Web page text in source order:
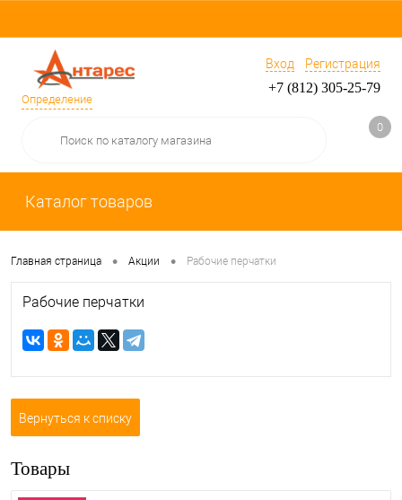
Определение
Вход Регистрация
+7 (812) 305-25-79
0
Каталог товаров
Главная страница • Акции • Рабочие перчатки
Рабочие перчатки
Вернуться к списку
Товары